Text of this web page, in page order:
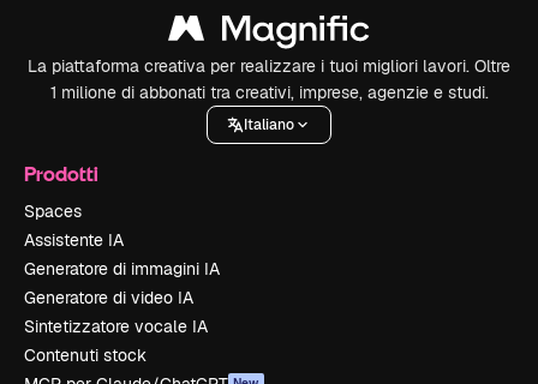
La piattaforma creativa per realizzare i tuoi migliori lavori. Oltre
1 milione di abbonati tra creativi, imprese, agenzie e studi.
Italiano
Prodotti
Spaces
Assistente IA
Generatore di immagini IA
Generatore di video IA
Sintetizzatore vocale IA
Contenuti stock